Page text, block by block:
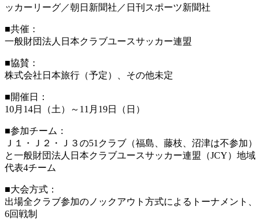
ッカーリーグ／朝日新聞社／日刊スポーツ新聞社
■共催：
一般財団法人日本クラブユースサッカー連盟
■協賛：
株式会社日本旅行（予定）、その他未定
■開催日：
10月14日（土）～11月19日（日）
■参加チーム：
Ｊ１・Ｊ２・Ｊ３の51クラブ（福島、藤枝、沼津は不参加）
と一般財団法人日本クラブユースサッカー連盟（JCY）地域
代表4チーム
■大会方式：
出場全クラブ参加のノックアウト方式によるトーナメント、
6回戦制